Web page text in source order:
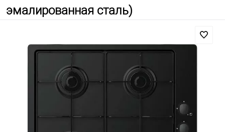
эмалированная сталь)